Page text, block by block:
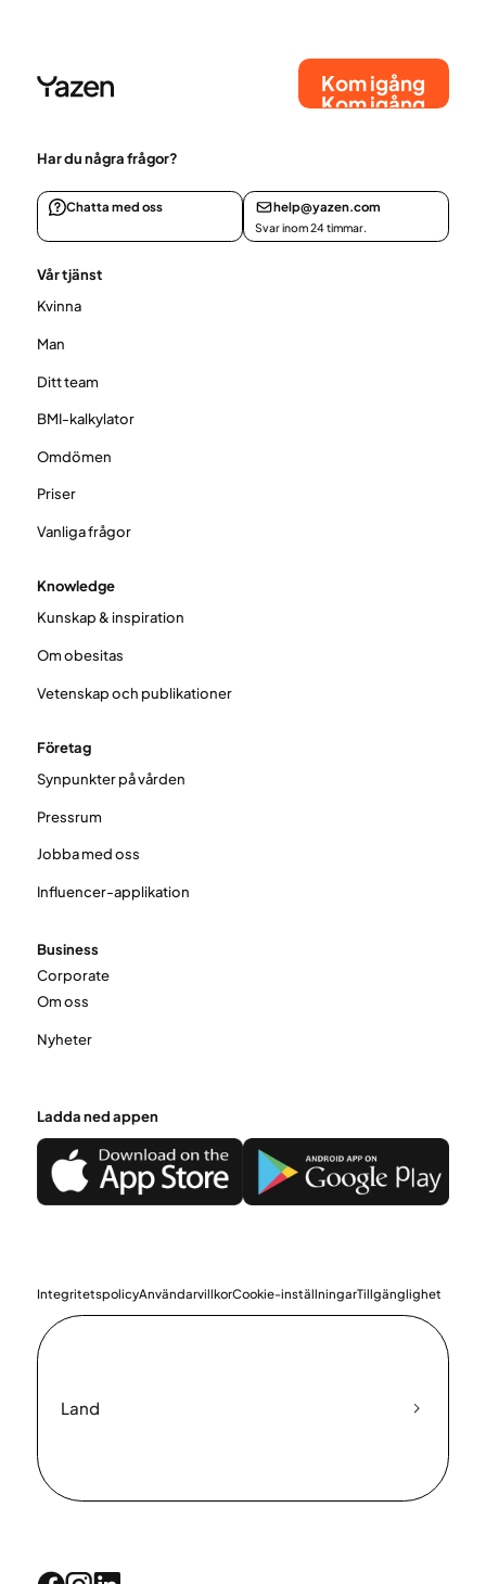
Kom igång
Kom igång
Har du några frågor?
Chatta med oss help@yazen.com
Svar inom 24 timmar.
Vår tjänst
Kvinna
Man
Ditt team
BMI-kalkylator
Omdömen
Priser
Vanliga frågor
Knowledge
Kunskap & inspiration
Om obesitas
Vetenskap och publikationer
Företag
Synpunkter på vården
Pressrum
Jobba med oss
Influencer-applikation
Business
Corporate
Om oss
Nyheter
Ladda ned appen
IntegritetspolicyAnvändarvillkorCookie-inställningarTillgänglighet
Land